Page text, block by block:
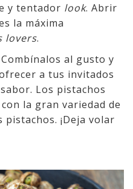
y tentador look. Abrir
la máxima
lovers.
Combínalos al gusto y
a tus invitados
Los pistachos
la gran variedad de
¡Deja volar